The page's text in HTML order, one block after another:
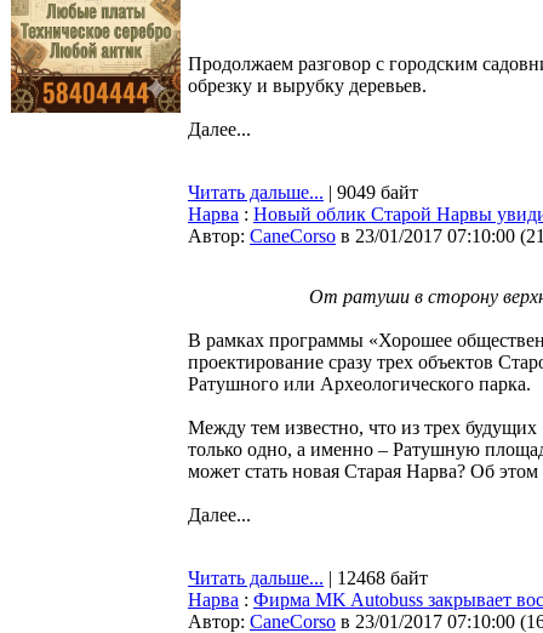
Продолжаем разговор с городским
обрезку и вырубку деревьев.
Далее...
Читать дальше... | 9049 байт
Нарва : Новый облик Старой Нарвы
Автор: CaneCorso в 23/01/2017 07:10:00 (
От ратуши в сторону
В рамках программы «Хорошее
проектирование сразу трех объектов
Ратушного или Археологического парка.
Между тем известно, что из трех
только одно, а именно – Ратушную
может стать новая Старая Нарва? Об
Далее...
Читать дальше... | 12468 байт
Нарва : Фирма MK Autobuss закрывает
Автор: CaneCorso в 23/01/2017 07:10:00 (